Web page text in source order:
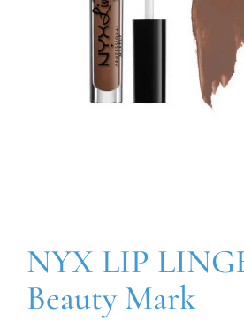
NYX LIP
Beauty Mark